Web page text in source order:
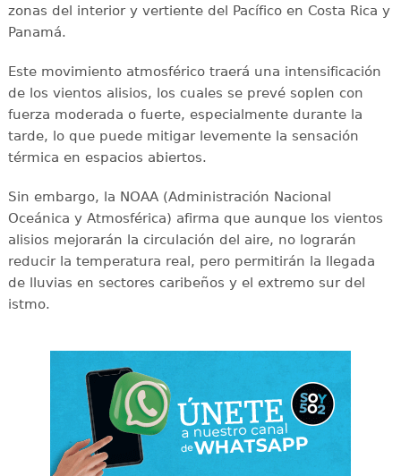
zonas del interior y vertiente del Pacífico en Costa Rica y
Panamá.
Este movimiento atmosférico traerá una intensificación
de los vientos alisios, los cuales se prevé soplen con
fuerza moderada o fuerte, especialmente durante la
tarde, lo que puede mitigar levemente la sensación
térmica en espacios abiertos.
Sin embargo, la NOAA (Administración Nacional
Oceánica y Atmosférica) afirma que aunque los vientos
alisios mejorarán la circulación del aire, no lograrán
reducir la temperatura real, pero permitirán la llegada
de lluvias en sectores caribeños y el extremo sur del
istmo.